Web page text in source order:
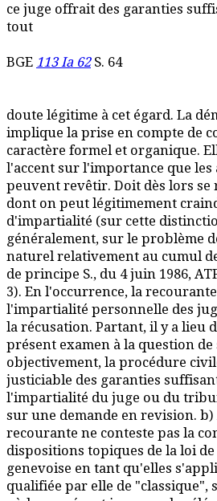
ce juge offrait des garanties
tout
BGE 113 Ia 62S. 64
doute légitime à cet égard. La
implique la prise en compte de
caractère formel et organique.
l'accent sur l'importance que les
peuvent revêtir. Doit dès lors se
dont on peut légitimement
d'impartialité (sur cette
généralement, sur le problème
naturel relativement au cumul
de principe S., du 4 juin 1986,
3). En l'occurrence, la
l'impartialité personnelle des
la récusation. Partant, il y a lieu
présent examen à la question de
objectivement, la procédure
justiciable des garanties
l'impartialité du juge ou du
sur une demande en revision.
recourante ne conteste pas la
dispositions topiques de la loi
genevoise en tant qu'elles
qualifiée par elle de "classique",